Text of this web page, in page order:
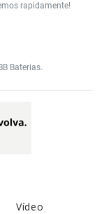
rapidamente!
Baterias.
Vídeo